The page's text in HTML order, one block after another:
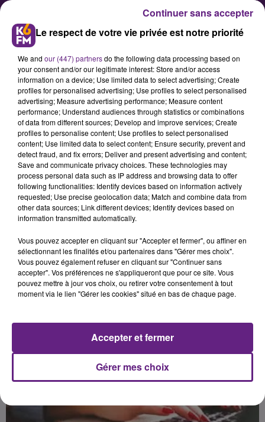
Le « carrefour des carrières au
féminin » reviendra en janvier à
Dijon
Cet événement permet de mettre
en avant des secteurs
professionnels peu féminisés. Un
janvier de 9h à 12h à la salle
Devosge, à Dijon.
Publié : 11 novembre 2023 à 16h00 par la rédaction
Le respect de votre vie privée est notre priorité
We and our (447) partnersdo the following data processing based on
your consent and/or our legitimate interest: Store and/or access
information on a device; Use limited data to select advertising; Create
profiles for personalised advertising; Use profiles to select personalised
advertising; Measure advertising performance; Measure content
performance; Understand audiences through statistics or combinations
of data from different sources; Develop and improve services; Create
profiles to personalise content; Use profiles to select personalised
content; Use limited data to select content; Ensure security, prevent and
detect fraud, and fix errors; Deliver and present advertising and content;
Save and communicate privacy choices. These technologies may
process personal data such as IP address and browsing data to offer
following functionalities: Identify devices based on information actively
requested; Use precise geolocation data; Match and combine data from
other data sources; Link different devices; Identify devices based on
information transmitted automatically.
Vous pouvez accepter en cliquant sur "Accepter et fermer", ou affiner en
sélectionnant les finalités et/ou partenaires dans "Gérer mes choix".
Vous pouvez également refuser en cliquant sur "Continuer sans
accepter". Vos préférences ne s'appliqueront que pour ce site. Vous
pouvez mettre à jour vos choix, ou retirer votre consentement à tout
moment via le lien "Gérer les cookies" situé en bas de chaque page.
Gérer mes choix
Accepter et fermer
Continuer sans accepter